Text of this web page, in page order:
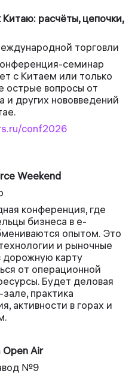
расчёты, цепочки,
торговли
семинар
с Китаем или только
острые вопросы от
других нововведений
conf2026
Weekend
конференция, где
бизнеса в e-
опытом. Это
и рыночные
дорожную карту
от операционной
Будет деловая
практика
активности в горах и
Open Air
№9